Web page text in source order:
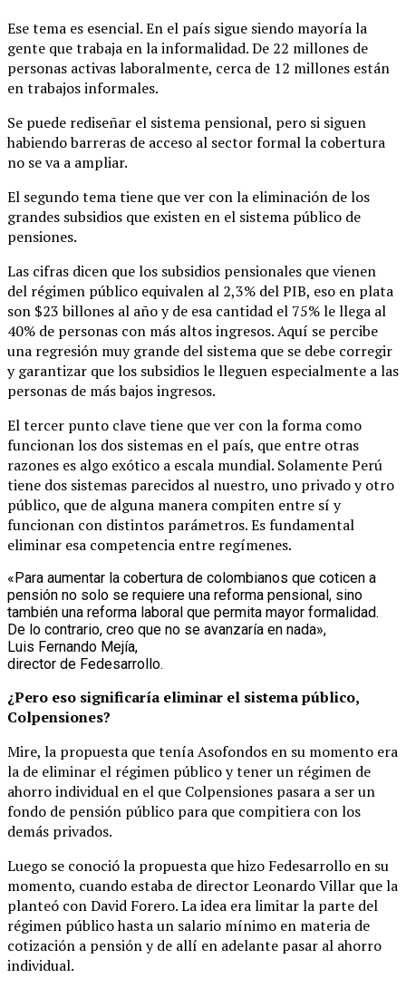
Ese tema es esencial. En el país sigue siendo mayoría la
gente que trabaja en la informalidad. De 22 millones de
personas activas laboralmente, cerca de 12 millones están
en trabajos informales.
Se puede rediseñar el sistema pensional, pero si siguen
habiendo barreras de acceso al sector formal la cobertura
no se va a ampliar.
El segundo tema tiene que ver con la eliminación de los
grandes subsidios que existen en el sistema público de
pensiones.
Las cifras dicen que los subsidios pensionales que vienen
del régimen público equivalen al 2,3% del PIB, eso en plata
son $23 billones al año y de esa cantidad el 75% le llega al
40% de personas con más altos ingresos. Aquí se percibe
una regresión muy grande del sistema que se debe corregir
y garantizar que los subsidios le lleguen especialmente a las
personas de más bajos ingresos.
El tercer punto clave tiene que ver con la forma como
funcionan los dos sistemas en el país, que entre otras
razones es algo exótico a escala mundial. Solamente Perú
tiene dos sistemas parecidos al nuestro, uno privado y otro
público, que de alguna manera compiten entre sí y
funcionan con distintos parámetros. Es fundamental
eliminar esa competencia entre regímenes.
«Para aumentar la cobertura de colombianos que coticen a
pensión no solo se requiere una reforma pensional, sino
también una reforma laboral que permita mayor formalidad.
De lo contrario, creo que no se avanzaría en nada»,
Luis Fernando Mejía,
director de Fedesarrollo.
¿Pero eso significaría eliminar el sistema público,
Colpensiones?
Mire, la propuesta que tenía Asofondos en su momento era
la de eliminar el régimen público y tener un régimen de
ahorro individual en el que Colpensiones pasara a ser un
fondo de pensión público para que compitiera con los
demás privados.
Luego se conoció la propuesta que hizo Fedesarrollo en su
momento, cuando estaba de director Leonardo Villar que la
planteó con David Forero. La idea era limitar la parte del
régimen público hasta un salario mínimo en materia de
cotización a pensión y de allí en adelante pasar al ahorro
individual.